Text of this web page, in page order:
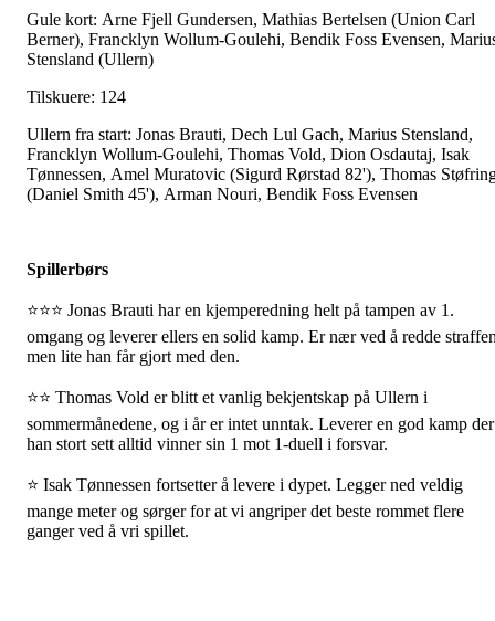
Gule kort: Arne Fjell Gundersen, Mathias Bertelsen (Union Carl
Berner), Francklyn Wollum-Goulehi, Bendik Foss Evensen,
Stensland (Ullern)
Tilskuere: 124
Ullern fra start: Jonas Brauti, Dech Lul Gach, Marius Stensland,
Francklyn Wollum-Goulehi, Thomas Vold, Dion Osdautaj, Isak
Tønnessen, Amel Muratovic (Sigurd Rørstad 82'), Thomas
(Daniel Smith 45'), Arman Nouri, Bendik Foss Evensen
Spillerbørs
⭐⭐⭐ Jonas Brauti har en kjemperedning helt på tampen av 1.
omgang og leverer ellers en solid kamp. Er nær ved å redde
men lite han får gjort med den.
⭐⭐ Thomas Vold er blitt et vanlig bekjentskap på Ullern i
sommermånedene, og i år er intet unntak. Leverer en god kamp der
han stort sett alltid vinner sin 1 mot 1-duell i forsvar.
⭐ Isak Tønnessen fortsetter å levere i dypet. Legger ned veldig
mange meter og sørger for at vi angriper det beste rommet flere
ganger ved å vri spillet.